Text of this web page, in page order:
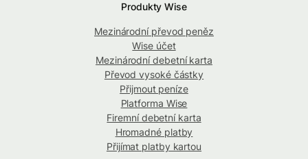
Produkty Wise
Mezinárodní převod peněz
Wise účet
Mezinárodní debetní karta
Převod vysoké částky
Přijmout peníze
Platforma Wise
Firemní debetní karta
Hromadné platby
Přijímat platby kartou